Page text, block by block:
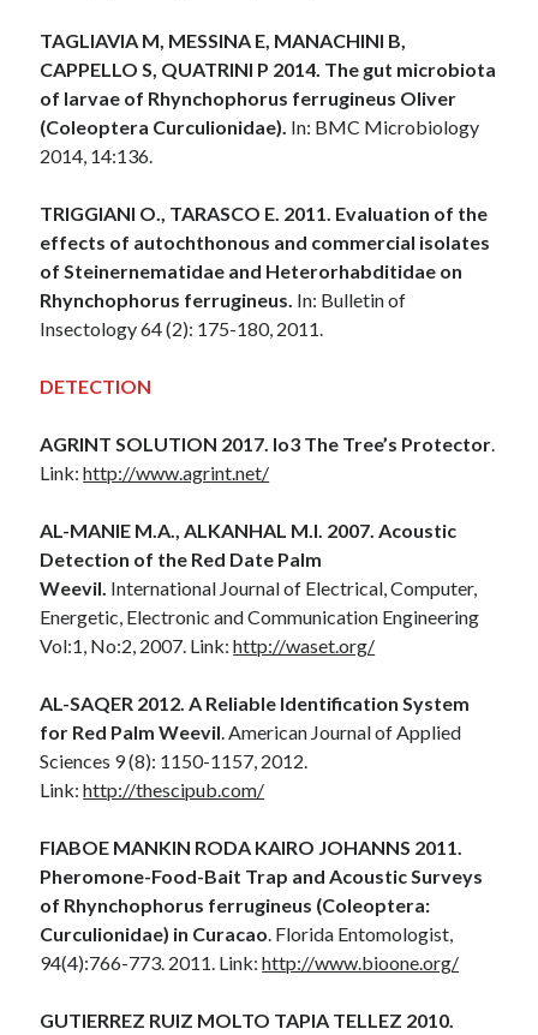
TAGLIAVIA M, MESSINA E, MANACHINI B,
CAPPELLO S, QUATRINI P 2014. The gut microbiota
of larvae of Rhynchophorus ferrugineus Oliver
(Coleoptera Curculionidae). In: BMC Microbiology
2014, 14:136.
TRIGGIANI O., TARASCO E. 2011. Evaluation of the
effects of autochthonous and commercial isolates
of Steinernematidae and Heterorhabditidae on
Rhynchophorus ferrugineus. In: Bulletin of
Insectology 64 (2): 175-180, 2011.
DETECTION
AGRINT SOLUTION 2017. Io3 The Tree’s Protector.
Link:http://www.agrint.net/
AL-MANIE M.A., ALKANHAL M.I. 2007. Acoustic
Detection of the Red Date Palm
Weevil. International Journal of Electrical, Computer,
Energetic, Electronic and Communication Engineering
Vol:1, No:2, 2007. Link:http://waset.org/
AL-SAQER 2012. A Reliable Identification System
for Red Palm Weevil. American Journal of Applied
Sciences 9 (8): 1150-1157, 2012.
Link:http://thescipub.com/
FIABOE MANKIN RODA KAIRO JOHANNS 2011.
Pheromone-Food-Bait Trap and Acoustic Surveys
of Rhynchophorus ferrugineus (Coleoptera:
Curculionidae) in Curacao. Florida Entomologist,
94(4):766-773. 2011. Link:http://www.bioone.org/
GUTIERREZ RUIZ MOLTO TAPIA TELLEZ 2010.